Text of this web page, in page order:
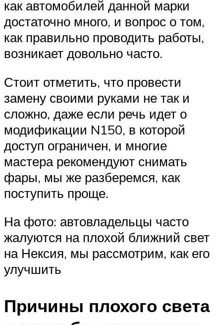
как автомобилей данной марки
достаточно много, и вопрос о том,
как правильно проводить работы,
возникает довольно часто.
Стоит отметить, что провести
замену своими руками не так и
сложно, даже если речь идет о
модификации N150, в которой
доступ ограничен, и многие
мастера рекомендуют снимать
фары, мы же разберемся, как
поступить проще.
На фото: автовладельцы часто
жалуются на плохой ближний свет
на Нексия, мы рассмотрим, как его
улучшить
Причины плохого света